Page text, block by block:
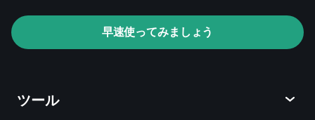
AIによる日々の市場インサイト
リオ
早速使ってみましょう
ツール